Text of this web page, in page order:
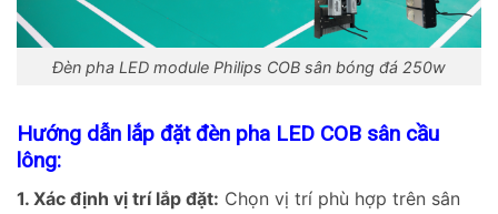
Đèn pha LED module Philips COB sân bóng đá 250w
Hướng dẫn lắp đặt đèn pha LED COB sân cầu
lông:
1. Xác định vị trí lắp đặt: Chọn vị trí phù hợp trên sân